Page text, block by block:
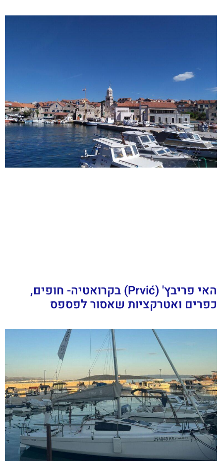
האי פריבץ' (Prvić) בקרואטיה- חופים,
כפרים ואטרקציות שאסור לפספס